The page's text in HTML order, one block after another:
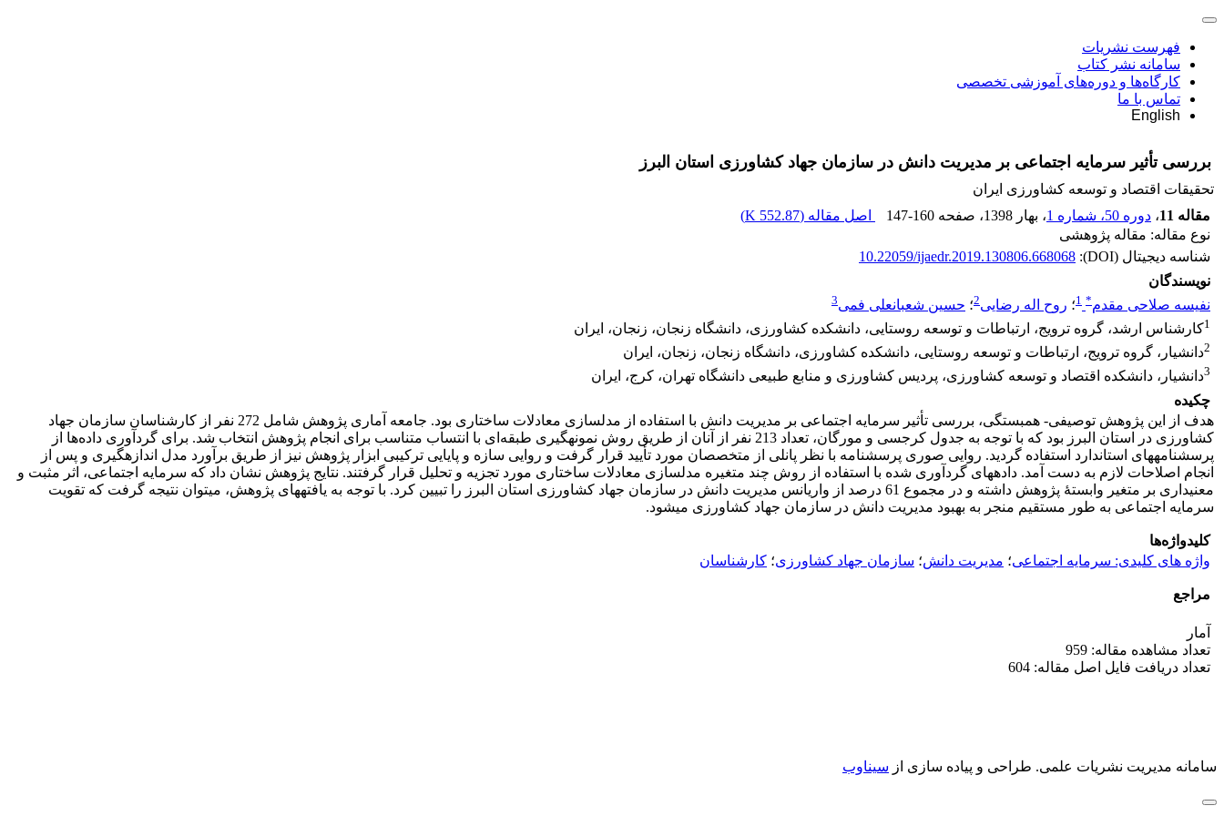
فهرست نشریات
سامانه نشر کتاب
کارگاه‌ها و دوره‌های آموزشی تخصصی
تماس با ما
English
بررسی تأثیر سرمایه اجتماعی بر مدیریت دانش در سازمان جهاد کشاورزی استان البرز
تحقیقات اقتصاد و توسعه کشاورزی ایران
مقاله 11
، دوره 50، شماره 1 ، بهار 1398 ، صفحه 147-160 اصل مقاله (552.87 K
)
نوع مقاله: مقاله پژوهشی
شناسه دیجیتال (DOI):
10.22059/ijaedr.2019.130806.668068
نویسندگان
نفیسه صلاحی مقدم*
1؛ روح اله رضایی2؛ حسین شعبانعلی فمی3
1کارشناس ارشد، گروه ترویج، ارتباطات و توسعه روستایی، دانشکده کشاورزی، دانشگاه زنجان، زنجان، ایران
2دانشیار، گروه ترویج، ارتباطات و توسعه روستایی، دانشکده کشاورزی، دانشگاه زنجان، زنجان، ایران
3دانشیار، دانشکده اقتصاد و توسعه کشاورزی، پردیس کشاورزی و منابع طبیعی دانشگاه تهران، کرج، ایران
چکیده
هدف از این پژوهش توصیفی- همبستگی، بررسی تأثیر سرمایه اجتماعی بر مدیریت دانش با استفاده از مدل­سازی معادلات ساختاری بود. جامعه آماری پژوهش‌ شامل 272 نفر از کارشناسان سازمان­ جهاد
کشاورزی در استان البرز بود که با توجه به جدول کرجسی و مورگان، تعداد 213 نفر از آنان از طریق روش نمونه­گیری طبقه‌ای با انتساب متناسب برای انجام پژوهش‌ انتخاب شد. برای گردآوری داده‌ها از
پرسشنامه‎های استاندارد استفاده گردید. روایی صوری پرسشنامه با نظر پانلی از متخصصان مورد تأیید قرار گرفت و روایی سازه و پایایی ترکیبی ابزار پژوهش‌ نیز از طریق برآورد مدل اندازه‎گیری و پس از
انجام اصلاحات لازم به دست آمد. داده­های گردآوری شده با استفاده از روش چند متغیره مدل‎سازی معادلات ساختاری مورد تجزیه و تحلیل قرار گرفتند. نتایج پژوهش‌ نشان داد که سرمایه اجتماعی، اثر مثبت و
معنی­داری بر متغیر وابستۀ پژوهش داشته و در مجموع 61 درصد از واریانس مدیریت دانش در سازمان جهاد کشاورزی استان البرز را تبیین کرد. با توجه به یافته­های پژوهش، می‎توان نتیجه گرفت که تقویت
سرمایه اجتماعی به طور مستقیم منجر به بهبود مدیریت دانش در سازمان جهاد کشاورزی می­شود.
کلیدواژه‌ها
واژه های کلیدی: سرمایه اجتماعی؛ مدیریت دانش؛ سازمان جهاد کشاورزی؛ کارشناسان
مراجع
آمار
تعداد مشاهده مقاله: 959
تعداد دریافت فایل اصل مقاله: 604
سامانه مدیریت نشریات علمی. طراحی و پیاده سازی از سیناوب